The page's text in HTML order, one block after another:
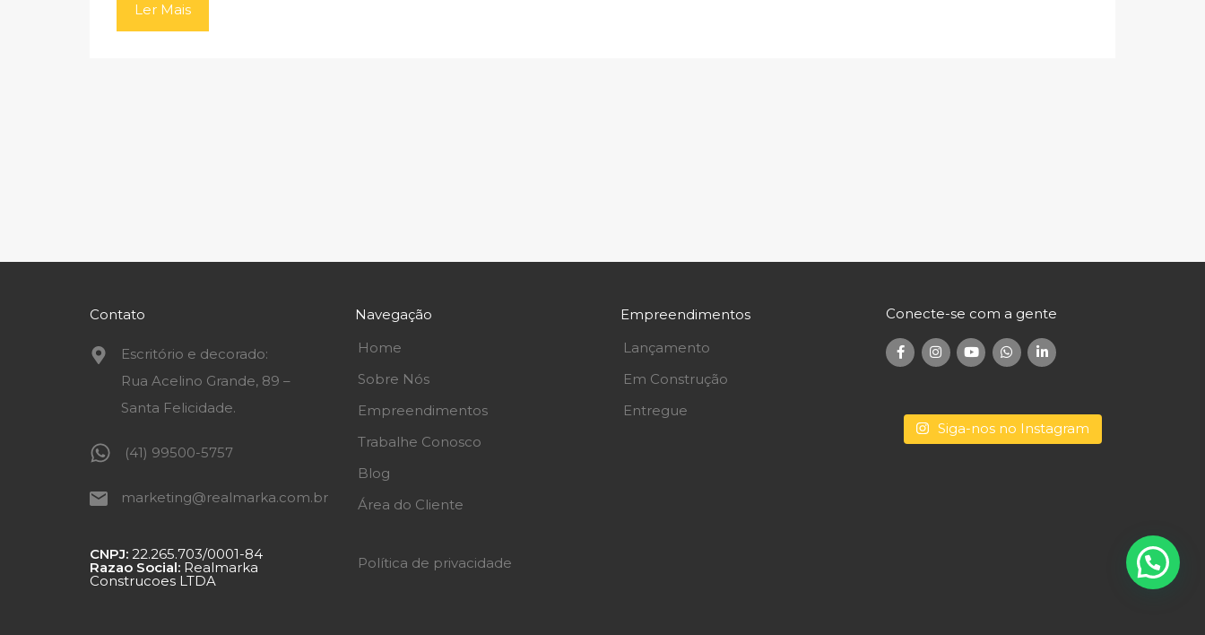
Ler Mais
Contato
Escritório e decorado:
Rua Acelino Grande, 89 –
Santa Felicidade.
(41) 99500-5757
marketing@realmarka.com.br
CNPJ: 22.265.703/0001-84
Razao Social: Realmarka
Construcoes LTDA
Navegação
Home
Sobre Nós
Empreendimentos
Trabalhe Conosco
Blog
Área do Cliente
Política de privacidade
Empreendimentos
Lançamento
Em Construção
Entregue
Conecte-se com a gente
Siga-nos no Instagram